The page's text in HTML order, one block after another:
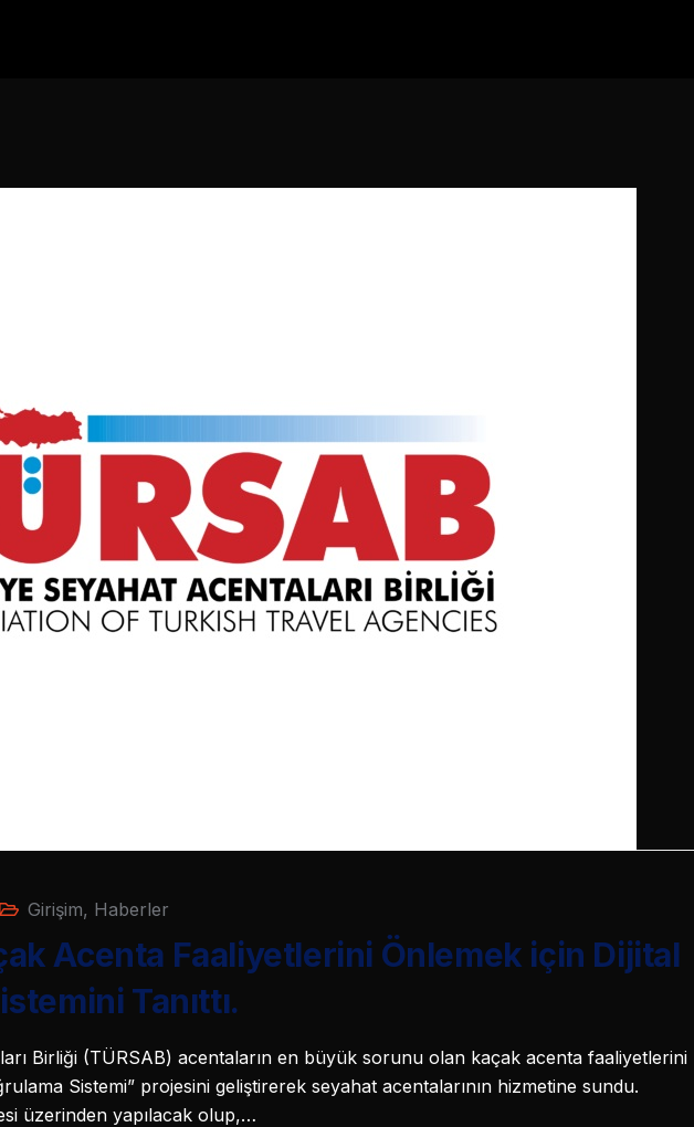
Girişim, Haberler
Acenta Faaliyetlerini Önlemek için Dijital
Tanıttı.
Birliği (TÜRSAB) acentaların en büyük sorunu olan kaçak acenta faaliyetlerini
Sistemi” projesini geliştirerek seyahat acentalarının hizmetine sundu.
üzerinden yapılacak olup,…